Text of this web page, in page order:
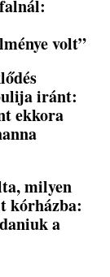
volt”
iránt:
ekkora
milyen
kórházba:
a